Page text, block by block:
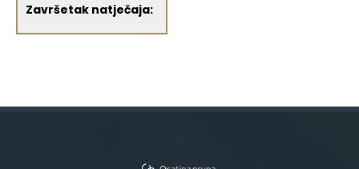
Završetak natječaja: